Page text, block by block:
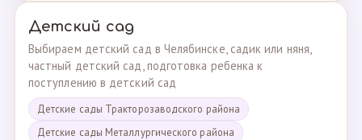
Детский сад
Выбираем детский сад в Челябинске, садик или няня,
частный детский сад, подготовка ребенка к
поступлению в детский сад
Детские сады Тракторозаводского района
Детские сады Металлургического района